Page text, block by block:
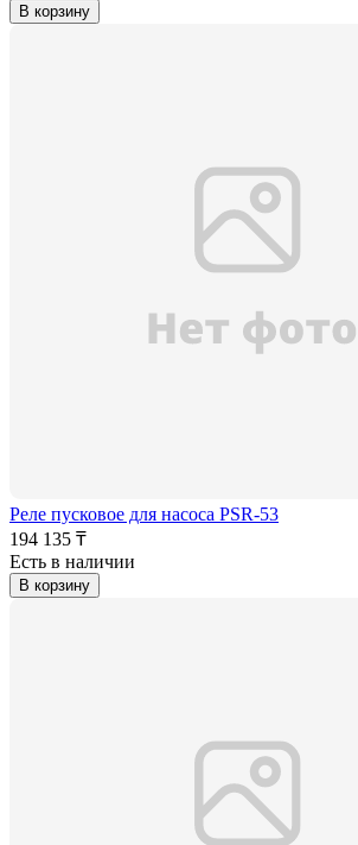
В корзину
Реле пусковое для насоса PSR-53
194 135 ₸
Есть в наличии
В корзину